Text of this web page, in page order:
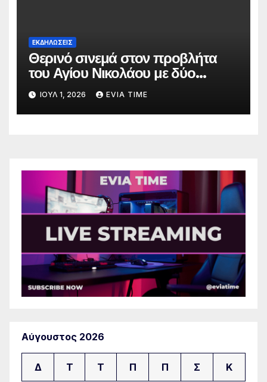
ΕΚΔΗΛΩΣΕΙΣ
Θερινό σινεμά στον προβλήτα
του Αγίου Νικολάου με δύο
οικογενειακές ταινίες
ΙΟΎΛ 1, 2026 EVIA TIME
Αύγουστος 2026
Δ Τ Τ Π Π Σ Κ